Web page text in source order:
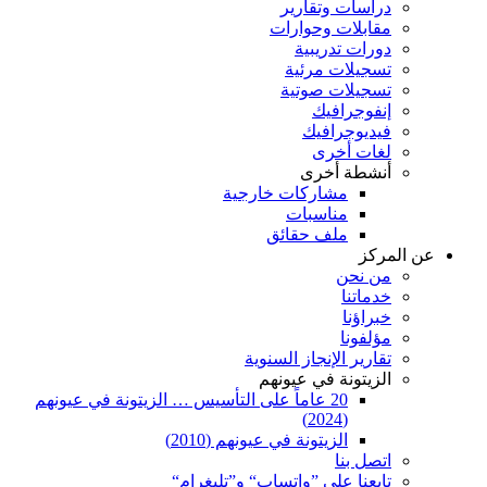
دراسات وتقارير
مقابلات وحوارات
دورات تدريبية
تسجيلات مرئية
تسجيلات صوتية
إنفوجرافيك
فيديوجرافيك
لغات أخرى
أنشطة أخرى
مشاركات خارجية
مناسبات
ملف حقائق
عن المركز
من نحن
خدماتنا
خبراؤنا
مؤلفونا
تقارير الإنجاز السنوية
الزيتونة في عيونهم
20 عاماً على التأسيس … الزيتونة في عيونهم
(2024)
الزيتونة في عيونهم (2010)
اتصل بنا
تابعنا على ”واتساب“ و”تليغرام“